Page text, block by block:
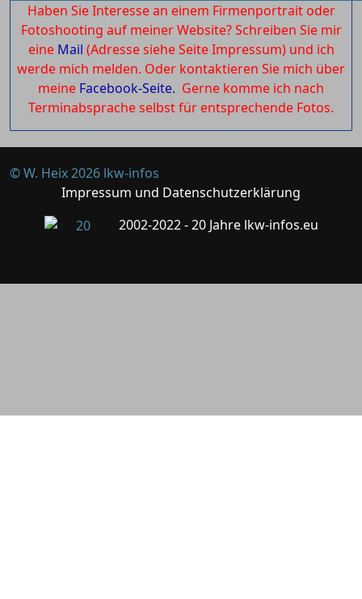
Haben Sie Interesse an einem Firmenportrait oder
Fotoshooting auf meiner Website? Schreiben Sie mir
eine Mail (Adresse siehe Seite Impressum) und ich
werde mich melden. Oder kontaktieren Sie mich über
meine Facebook-Seite. Gerne komme ich nach
Terminabsprache selbst für entsprechende Fotos.
© W. Heix 2026 lkw-infos
Impressum und Datenschutzerklärung
2002-2022 - 20 Jahre lkw-infos.eu